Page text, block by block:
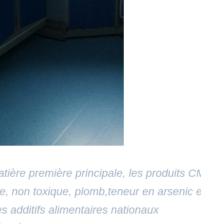
première principale, les produits
non toxique, plomb,teneur en arsenic
additifs alimentaires nationaux